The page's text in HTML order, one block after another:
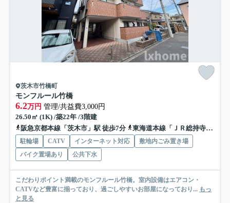
茨木市竹橋町
モンフルール竹橋
6.2万円 管理/共益費3,000円
26.50㎡ (1K) /築22年 /3階建
阪急京都本線「茨木市」駅 徒歩7分
東海道本線「ＪＲ総持寺」駅 徒歩15分
駐輪場 CATV インターネット対応
敷地内ごみ置き場
バイク置場あり
公共下水
こだわりポイント満載のモンフルール竹橋。室内設備はエアコン・
CATVなど豊富に揃っており、過ごしやすいお部屋になっており... もっ
と見る